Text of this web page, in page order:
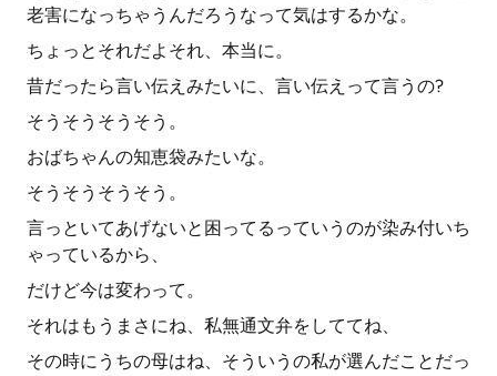
老害になっちゃうんだろうなって気はするかな。
ちょっとそれだよそれ、本当に。
昔だったら言い伝えみたいに、言い伝えって言うの?
そうそうそうそう。
おばちゃんの知恵袋みたいな。
そうそうそうそう。
言っといてあげないと困ってるっていうのが染み付いち
ゃっているから、
だけど今は変わって。
それはもうまさにね、私無通文弁をしててね、
その時にうちの母はね、そういうの私が選んだことだっ